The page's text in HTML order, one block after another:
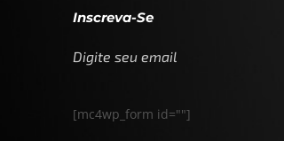
Inscreva-Se
Digite seu email
[mc4wp_form id=""]